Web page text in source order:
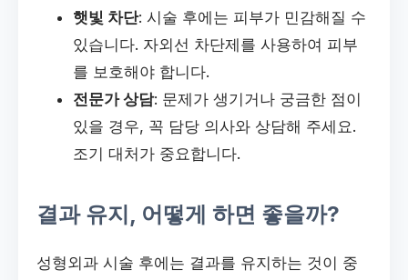
햇빛 차단: 시술 후에는 피부가 민감해질 수
있습니다. 자외선 차단제를 사용하여 피부
를 보호해야 합니다.
전문가 상담: 문제가 생기거나 궁금한 점이
있을 경우, 꼭 담당 의사와 상담해 주세요.
조기 대처가 중요합니다.
결과 유지, 어떻게 하면 좋을까?
성형외과 시술 후에는 결과를 유지하는 것이 중